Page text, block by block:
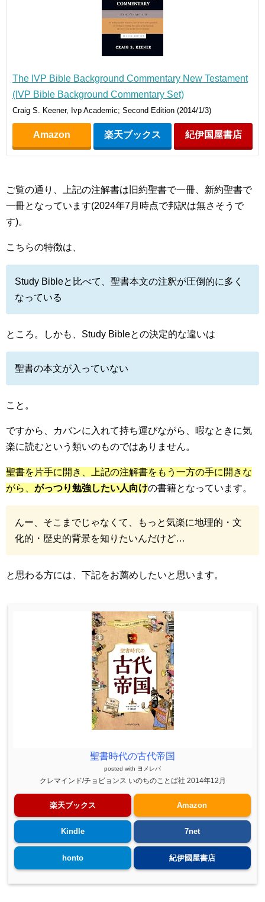
The IVP Bible Background Commentary New Testament
(IVP Bible Background Commentary Set)
Craig S. Keener, Ivp Academic; Second Edition (2014/1/3)
Amazon 楽天ブックス 紀伊国屋書店
ご覧の通り、上記の注解書は旧約聖書で一冊、新約聖書で
一冊となっています(2024年7月時点で邦訳は無さそうで
す)。
こちらの特徴は、
Study Bibleと比べて、聖書本文の注釈が圧倒的に多く
なっている
ところ。しかも、Study Bibleとの決定的な違いは
聖書の本文が入っていない
こと。
ですから、カバンに入れて持ち運びながら、暇なときに気
楽に読むという類いのものではありません。
聖書を片手に開き、上記の注解書をもう一方の手に開きな
がら、 がっつり勉強したい人向けの書籍となっています。
んー、そこまでじゃなくて、もっと気楽に地理的・文
化的・歴史的背景を知りたいんだけど…
と思わる方には、下記をお薦めしたいと思います。
聖書時代の古代帝国
posted with ヨメレバ
クレマインド/チョビョンス いのちのことば社 2014年12月
楽天ブックス Amazon
Kindle 7net
honto 紀伊國屋書店